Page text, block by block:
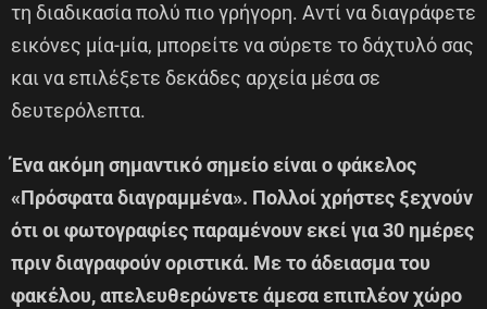
τη διαδικασία πολύ πιο γρήγορη. Αντί να διαγράφετε
εικόνες μία-μία, μπορείτε να σύρετε το δάχτυλό σας
και να επιλέξετε δεκάδες αρχεία μέσα σε
δευτερόλεπτα.
Ένα ακόμη σημαντικό σημείο είναι ο φάκελος
«Πρόσφατα διαγραμμένα». Πολλοί χρήστες ξεχνούν
ότι οι φωτογραφίες παραμένουν εκεί για 30 ημέρες
πριν διαγραφούν οριστικά. Με το άδειασμα του
φακέλου, απελευθερώνετε άμεσα επιπλέον χώρο